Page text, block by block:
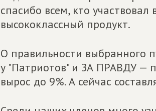
спасибо всем, кто
высококлассный продукт.
О правильности выбранного
у "Патриотов" и ЗА ПРАВДУ —
вырос до 9%. А сейчас